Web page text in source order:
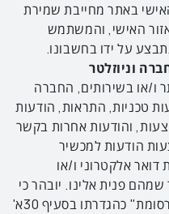
באתר מחייבת שמירת
האישי, והמשתמש
על ידו בחשבונו.
וניוזלטר
ו/או בשירותים, החברה
טכניות, התראות, הודעות
והודעות אחרות בקשר
הודעות למכשיר
דואר אלקטרוני ו/או
פנית אלינו. יובהר כי
לצורך משלוח "דבר פרסומת" כהגדרתו בסעיף 30א'